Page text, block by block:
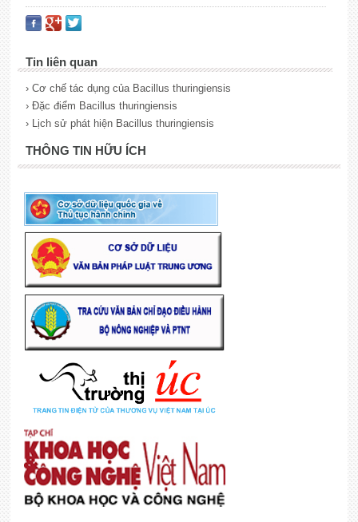
Tin liên quan
› Cơ chế tác dụng của Bacillus thuringiensis
› Đặc điểm Bacillus thuringiensis
› Lịch sử phát hiện Bacillus thuringiensis
THÔNG TIN HỮU ÍCH